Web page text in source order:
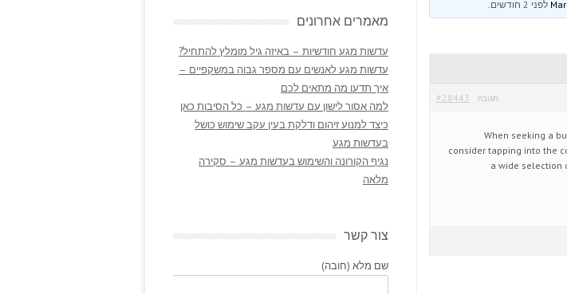
לפני 2 חודשים
#28443 תגובה
When seeking a
consider tapping into the
a wide selection
מאמרים אחרונים
עדשות מגע חודשיות – באיזה גיל מומלץ להתחיל?
עדשות מגע לאנשים עם מספר גבוה במשקפיים –
איך תדעו מה מתאים לכם
למה אסור לישון עם עדשות מגע – כל הסיבות כאן
כיצד למנוע זיהום ודלקת בעין עקב שימוש כושל
בעדשות מגע
נגיף הקורונה והשימוש בעדשות מגע – סקירה
מלאה
צור קשר
שם מלא (חובה)